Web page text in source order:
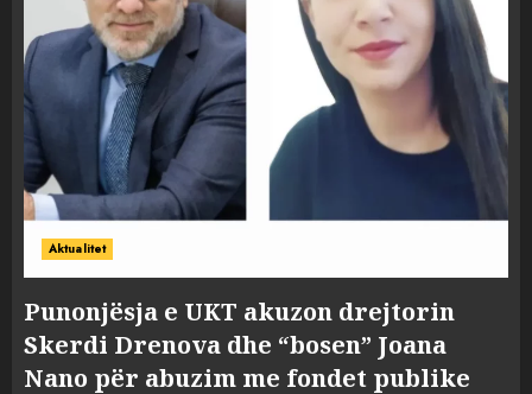
Aktualitet
Punonjësja e UKT akuzon drejtorin
Skerdi Drenova dhe “bosen” Joana
Nano për abuzim me fondet publike